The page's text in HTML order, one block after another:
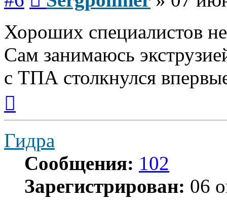
Хороших специалистов
Сам занимаюсь
с ТПА столкнулся
началу
Гидра
Сообщения: 102
Зарегистрирован: 06